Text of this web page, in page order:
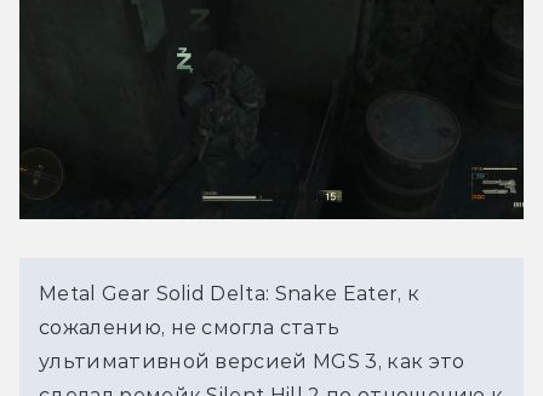
Metal Gear Solid Delta: Snake Eater, к
сожалению, не смогла стать
ультимативной версией MGS 3, как это